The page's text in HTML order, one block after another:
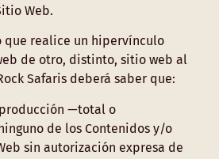
Web.
que realice un hipervínculo
de otro, distinto, sitio web al
Safaris deberá saber que:
—total o
de los Contenidos y/o
sin autorización expresa de